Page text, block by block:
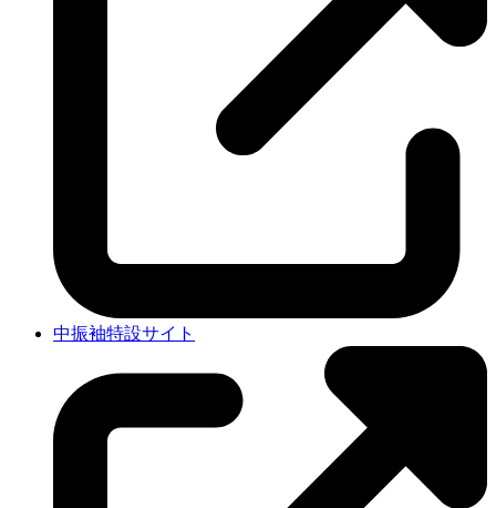
中振袖特設サイト